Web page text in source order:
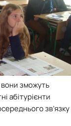
вони зможуть
абітурієнти
зв’язку